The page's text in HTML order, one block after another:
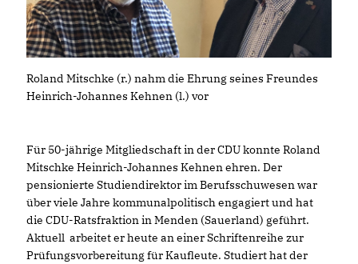
Roland Mitschke (r.) nahm die Ehrung seines Freundes
Heinrich-Johannes Kehnen (l.) vor
Für 50-jährige Mitgliedschaft in der CDU konnte Roland
Mitschke Heinrich-Johannes Kehnen ehren. Der
pensionierte Studiendirektor im Berufsschuwesen war
über viele Jahre kommunalpolitisch engagiert und hat
die CDU-Ratsfraktion in Menden (Sauerland) geführt.
Aktuell arbeitet er heute an einer Schriftenreihe zur
Prüfungsvorbereitung für Kaufleute. Studiert hat der